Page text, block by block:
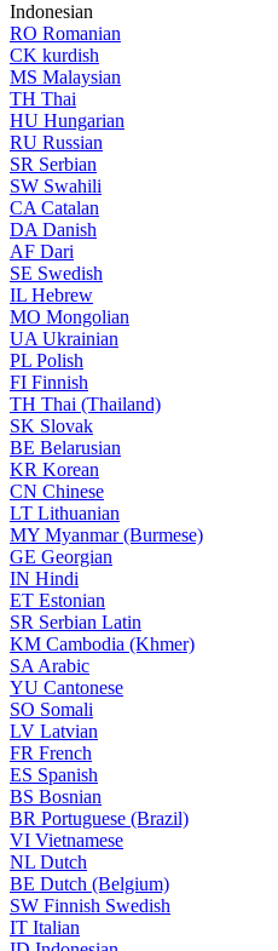
Indonesian
RO Romanian
CK kurdish
MS Malaysian
TH Thai
HU Hungarian
RU Russian
SR Serbian
SW Swahili
CA Catalan
DA Danish
AF Dari
SE Swedish
IL Hebrew
MO Mongolian
UA Ukrainian
PL Polish
FI Finnish
TH Thai (Thailand)
SK Slovak
BE Belarusian
KR Korean
CN Chinese
LT Lithuanian
MY Myanmar (Burmese)
GE Georgian
IN Hindi
ET Estonian
SR Serbian Latin
KM Cambodia (Khmer)
SA Arabic
YU Cantonese
SO Somali
LV Latvian
FR French
ES Spanish
BS Bosnian
BR Portuguese (Brazil)
VI Vietnamese
NL Dutch
BE Dutch (Belgium)
SW Finnish Swedish
IT Italian